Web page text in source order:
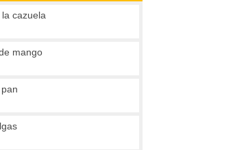
cazuela
mango